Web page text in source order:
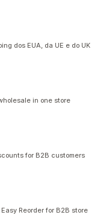
dos EUA, da UE e do UK
in one store
for B2B customers
Reorder for B2B store